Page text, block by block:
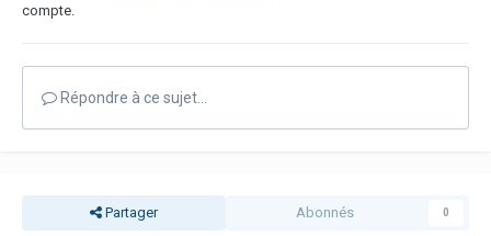
compte.
Répondre à ce sujet…
Partager Abonnés 0